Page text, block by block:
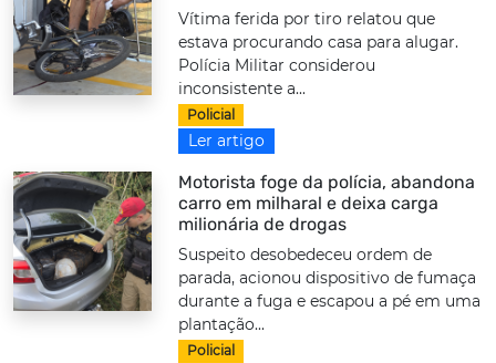
Vítima ferida por tiro relatou que
estava procurando casa para alugar.
Polícia Militar considerou
inconsistente a...
Policial
Ler artigo
Motorista foge da polícia, abandona
carro em milharal e deixa carga
milionária de drogas
Suspeito desobedeceu ordem de
parada, acionou dispositivo de fumaça
durante a fuga e escapou a pé em uma
plantação...
Policial